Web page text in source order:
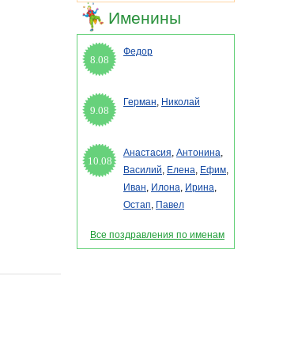
Именины
8.08
Федор
9.08
Герман, Николай
10.08
Анастасия, Антонина,
Василий, Елена, Ефим,
Иван, Илона, Ирина,
Остап, Павел
Все поздравления по именам